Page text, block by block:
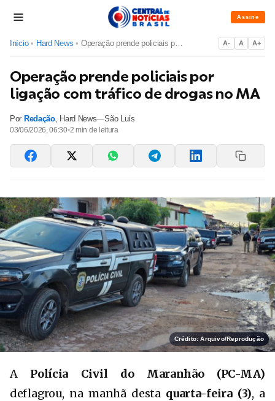
Assine
Início • Hard News • Operação prende policiais por ligação com tráfico de drogas ... A- A A+
Operação prende policiais por
ligação com tráfico de drogas no MA
Por Redação, Hard News—São Luís
03/06/2026, 06:30•2 min de leitura
Crédito: Arquivo/Reprodução
A Polícia Civil do Maranhão (PC-MA)
deflagrou, na manhã desta quarta-feira (3), a